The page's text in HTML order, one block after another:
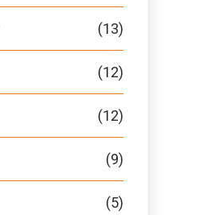
(13)
(12)
(12)
(9)
(5)